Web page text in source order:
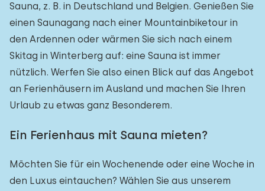
Sauna, z. B. in Deutschland und Belgien. Genießen Sie
einen Saunagang nach einer Mountainbiketour in
den Ardennen oder wärmen Sie sich nach einem
Skitag in Winterberg auf: eine Sauna ist immer
nützlich. Werfen Sie also einen Blick auf das Angebot
an Ferienhäusern im Ausland und machen Sie Ihren
Urlaub zu etwas ganz Besonderem.
Ein Ferienhaus mit Sauna mieten?
Möchten Sie für ein Wochenende oder eine Woche in
den Luxus eintauchen? Wählen Sie aus unserem